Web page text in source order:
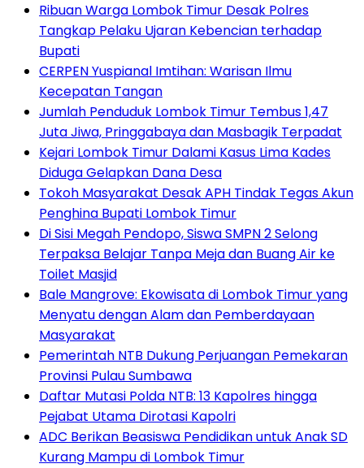
Ribuan Warga Lombok Timur Desak Polres
Tangkap Pelaku Ujaran Kebencian terhadap
Bupati
CERPEN Yuspianal Imtihan: Warisan Ilmu
Kecepatan Tangan
Jumlah Penduduk Lombok Timur Tembus 1,47
Juta Jiwa, Pringgabaya dan Masbagik Terpadat
Kejari Lombok Timur Dalami Kasus Lima Kades
Diduga Gelapkan Dana Desa
Tokoh Masyarakat Desak APH Tindak Tegas Akun
Penghina Bupati Lombok Timur
Di Sisi Megah Pendopo, Siswa SMPN 2 Selong
Terpaksa Belajar Tanpa Meja dan Buang Air ke
Toilet Masjid
Bale Mangrove: Ekowisata di Lombok Timur yang
Menyatu dengan Alam dan Pemberdayaan
Masyarakat
Pemerintah NTB Dukung Perjuangan Pemekaran
Provinsi Pulau Sumbawa
Daftar Mutasi Polda NTB: 13 Kapolres hingga
Pejabat Utama Dirotasi Kapolri
ADC Berikan Beasiswa Pendidikan untuk Anak SD
Kurang Mampu di Lombok Timur